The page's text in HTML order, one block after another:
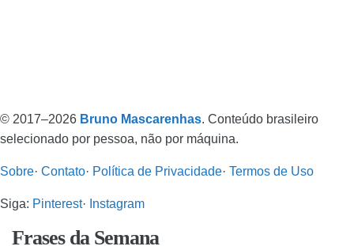
© 2017–2026 Bruno Mascarenhas. Conteúdo brasileiro
selecionado por pessoa, não por máquina.
Sobre· Contato· Política de Privacidade· Termos de Uso
Siga: Pinterest· Instagram
Frases da Semana